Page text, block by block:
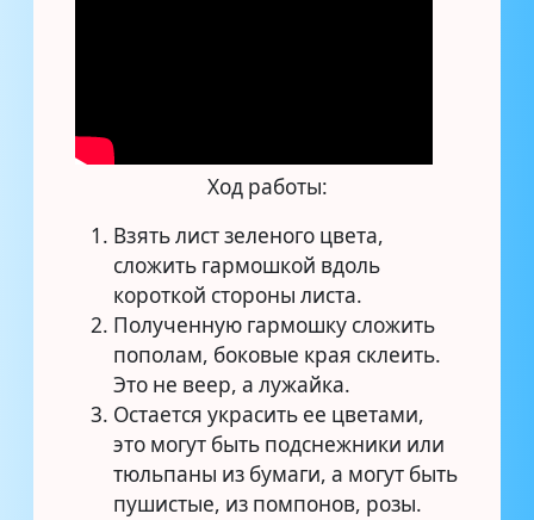
Ход работы:
Взять лист зеленого цвета,
сложить гармошкой вдоль
короткой стороны листа.
Полученную гармошку сложить
пополам, боковые края склеить.
Это не веер, а лужайка.
Остается украсить ее цветами,
это могут быть подснежники или
тюльпаны из бумаги, а могут быть
пушистые, из помпонов, розы.